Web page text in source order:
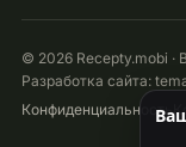
© 2026 Recepty.mobi ·
Разработка сайта:
Конфиденциальность